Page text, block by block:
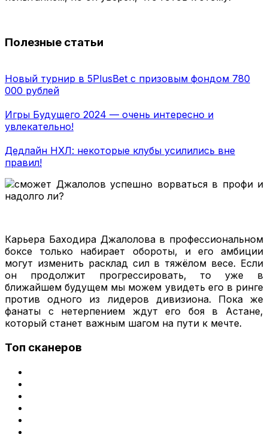
Полезные статьи
Новый турнир в 5PlusBet с призовым фондом 780
000 рублей
Игры Будущего 2024 — очень интересно и
увлекательно!
Дедлайн НХЛ: некоторые клубы усилились вне
правил!
Карьера Баходира Джалолова в профессиональном
боксе только набирает обороты, и его амбиции
могут изменить расклад сил в тяжёлом весе. Если
он продолжит прогрессировать, то уже в
ближайшем будущем мы можем увидеть его в ринге
против одного из лидеров дивизиона. Пока же
фанаты с нетерпением ждут его боя в Астане,
который станет важным шагом на пути к мечте.
Топ сканеров